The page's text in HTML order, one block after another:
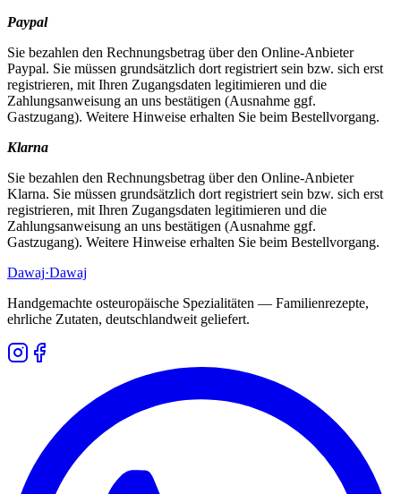
Paypal
Sie bezahlen den Rechnungsbetrag über den Online-Anbieter
Paypal. Sie müssen grundsätzlich dort registriert sein bzw. sich erst
registrieren, mit Ihren Zugangsdaten legitimieren und die
Zahlungsanweisung an uns bestätigen (Ausnahme ggf.
Gastzugang). Weitere Hinweise erhalten Sie beim Bestellvorgang.
Klarna
Sie bezahlen den Rechnungsbetrag über den Online-Anbieter
Klarna. Sie müssen grundsätzlich dort registriert sein bzw. sich erst
registrieren, mit Ihren Zugangsdaten legitimieren und die
Zahlungsanweisung an uns bestätigen (Ausnahme ggf.
Gastzugang). Weitere Hinweise erhalten Sie beim Bestellvorgang.
Dawaj·Dawaj
Handgemachte osteuropäische Spezialitäten — Familienrezepte,
ehrliche Zutaten, deutschlandweit geliefert.